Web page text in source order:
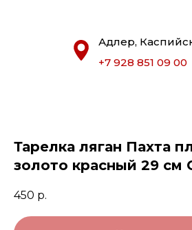
Адлер,
+7 928 851 09 00
Тарелка ляган Пахта
золото красный 29 см
450 р.